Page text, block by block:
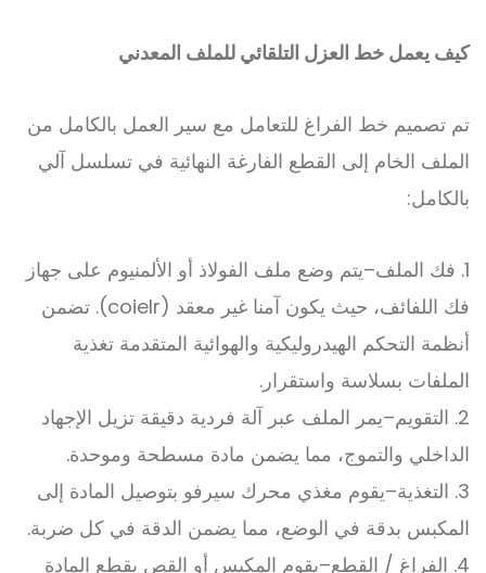
كيف يعمل خط العزل التلقائي للملف المعدني
تم تصميم خط الفراغ للتعامل مع سير العمل بالكامل من
الملف الخام إلى القطع الفارغة النهائية في تسلسل آلي
بالكامل:
1. فك الملف –يتم وضع ملف الفولاذ أو الألمنيوم على جهاز
فك اللفائف، حيث يكون آمنا غير معقد (coielr).
تضمن
أنظمة التحكم الهيدروليكية والهوائية المتقدمة تغذية
الملفات بسلاسة واستقرار.
2. التقويم
–يمر الملف عبر آلة فردية دقيقة تزيل الإجهاد
الداخلي والتموج، مما يضمن مادة مسطحة وموحدة.
3. التغذية
–يقوم مغذي محرك سيرفو بتوصيل المادة إلى
المكبس بدقة في الوضع، مما يضمن الدقة في كل ضربة.
4. الفراغ / القطع
–يقوم المكبس أو القص بقطع المادة